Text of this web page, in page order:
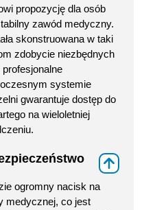
propozycję dla osób
zawód medyczny.
skonstruowana w taki
zdobycie niezbędnych
systemie
gwarantuje dostęp do
na wieloletniej
ogromny nacisk na
medycznej, co jest